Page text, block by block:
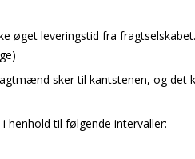
øget leveringstid fra
sker til kantstenen, og
henhold til følgende intervaller: